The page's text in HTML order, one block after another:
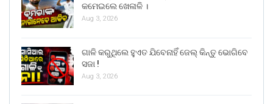
କମେଇଲେ ଖେଳାଳି ।
Aug 3, 2026
ଗାଳି କରୁଥିଲେ ହୁଏତ ଯିବେନାହିଁ ଜେଲ୍ କିନ୍ତୁ ଭୋଗିବେ
ସଜା !
Aug 3, 2026